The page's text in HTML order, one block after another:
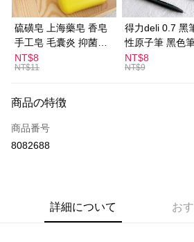
Easy Wallet
ATM払い
全家取貨付款
付款後全家取貨
配送毎にNT$60、NT$599以上で送料無料
硫磺皂 上海藥皂 香皂
手工皂 毛囊炎 抑菌除
蟎 清潔護膚 去油去痘
寵物皮膚病 狗狗貓咪
NT$8
NT$11
得力deli 0.7 黑
性原子筆 黑色
S304
NT$8
NT$9
商品の特徴
商品番号
8082688
詳細について お